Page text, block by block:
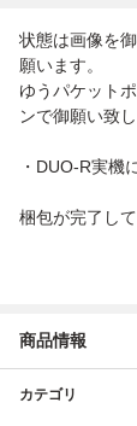
状態は画像を
願います。
ゆうパケット
ンで御願い致し
・DUO-R実機
梱包が完了し
商品情報
カテゴリ